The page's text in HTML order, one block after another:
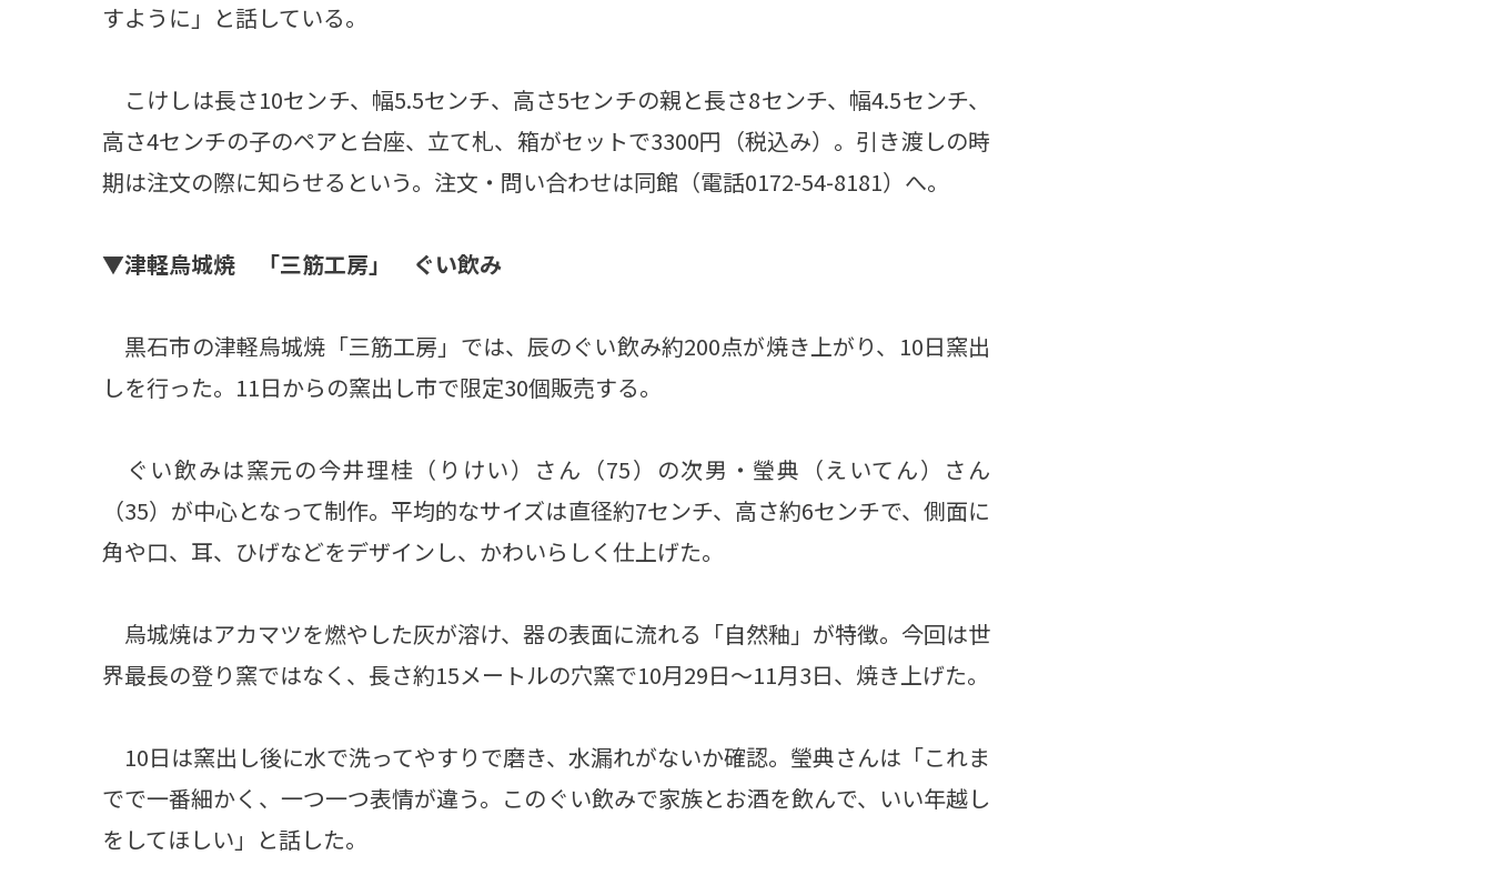
すように」と話している。
こけしは長さ10センチ、幅5.5センチ、高さ5センチの親と長さ8センチ、幅4.5センチ、
高さ4センチの子のペアと台座、立て札、箱がセットで3300円（税込み）。引き渡しの時
期は注文の際に知らせるという。注文・問い合わせは同館（電話0172-54-8181）へ。
▼津軽烏城焼 「三筋工房」 ぐい飲み
黒石市の津軽烏城焼「三筋工房」では、辰のぐい飲み約200点が焼き上がり、10日窯出
しを行った。11日からの窯出し市で限定30個販売する。
ぐい飲みは窯元の今井理桂（りけい）さん（75）の次男・瑩典（えいてん）さん
（35）が中心となって制作。平均的なサイズは直径約7センチ、高さ約6センチで、側面に
角や口、耳、ひげなどをデザインし、かわいらしく仕上げた。
烏城焼はアカマツを燃やした灰が溶け、器の表面に流れる「自然釉」が特徴。今回は世
界最長の登り窯ではなく、長さ約15メートルの穴窯で10月29日～11月3日、焼き上げた。
10日は窯出し後に水で洗ってやすりで磨き、水漏れがないか確認。瑩典さんは「これま
でで一番細かく、一つ一つ表情が違う。このぐい飲みで家族とお酒を飲んで、いい年越し
をしてほしい」と話した。